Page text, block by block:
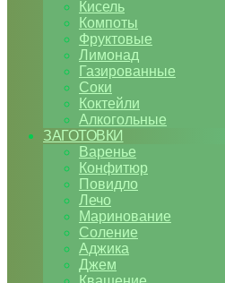
Кисель
Компоты
Фруктовые
Лимонад
Газированные
Соки
Коктейли
Алкогольные
ЗАГОТОВКИ
Варенье
Конфитюр
Повидло
Лечо
Маринование
Соление
Аджика
Джем